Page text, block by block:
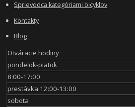
Sprievodca kategóriami bicyklov
Kontakty
Blog
Otváracie hodiny
pondelok-piatok
8:00-17:00
prestávka 12:00-13:00
sobota